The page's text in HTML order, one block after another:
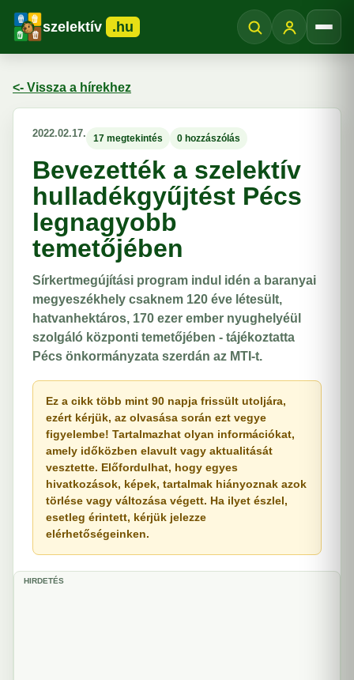
szelektív .hu
<- Vissza a hírekhez
2022.02.17. 17 megtekintés 0 hozzászólás
Bevezették a szelektív
hulladékgyűjtést Pécs
legnagyobb
temetőjében
Sírkertmegújítási program indul idén a baranyai
megyeszékhely csaknem 120 éve létesült,
hatvanhektáros, 170 ezer ember nyughelyéül
szolgáló központi temetőjében - tájékoztatta
Pécs önkormányzata szerdán az MTI-t.
Ez a cikk több mint 90 napja frissült utoljára,
ezért kérjük, az olvasása során ezt vegye
figyelembe! Tartalmazhat olyan információkat,
amely időközben elavult vagy aktualitását
vesztette. Előfordulhat, hogy egyes
hivatkozások, képek, tartalmak hiányoznak azok
törlése vagy változása végett. Ha ilyet észlel,
esetleg érintett, kérjük jelezze
elérhetőségeinken.
HIRDETÉS